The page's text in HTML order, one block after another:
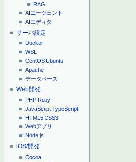
RAG
AIエージェント
AIエディタ
サーバ設定
Docker
WSL
CentOS Ubuntu
Apache
データベース
Web開発
PHP Ruby
JavaScript TypeScript
HTML5 CSS3
Webアプリ
Node.js
iOS/開発
Cocoa